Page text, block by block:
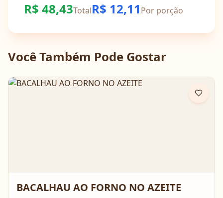
R$ 48,43TotalR$ 12,11 Por porção
Você Também Pode Gostar
BACALHAU AO FORNO NO AZEITE